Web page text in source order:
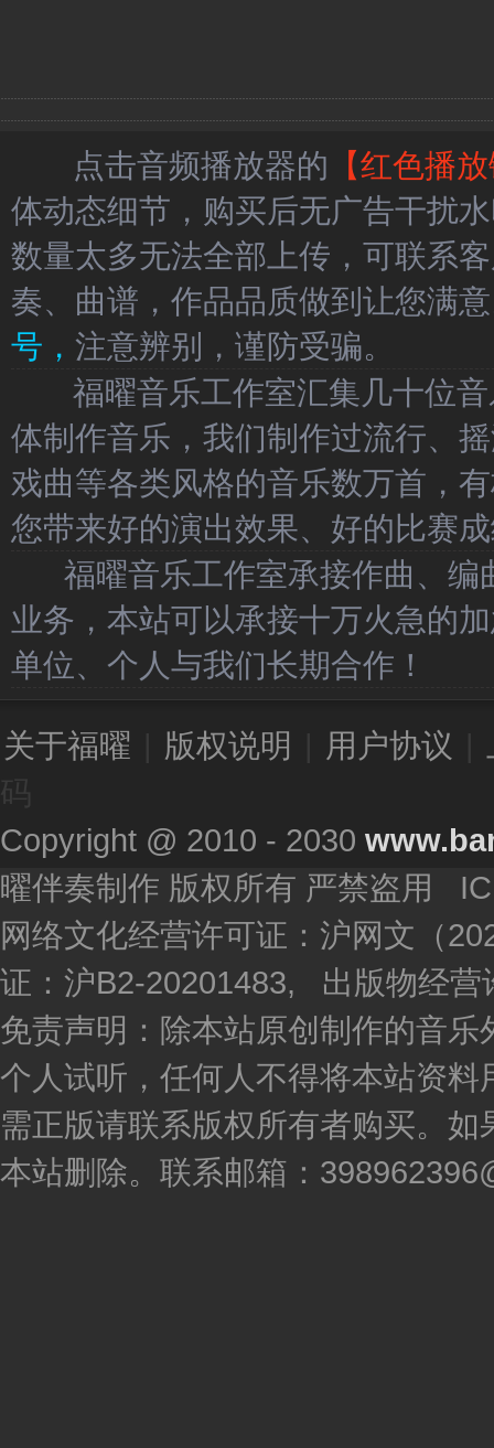
点击音频播放器的 【红色播
体动态细节，购买后无广告干扰
数量太多无法全部上传，可联系
奏、曲谱，作品品质做到让您满
号， 注意辨别，谨防受骗。
福曜音乐工作室汇集几十位音
体制作音乐，我们制作过流行、
戏曲等各类风格的音乐数万首，
您带来好的演出效果、好的比赛
福曜音乐工作室承接作曲、编
业务，本站可以承接十万火急的
单位、个人与我们长期合作！
关于福曜 版权说明 用户协议
Copyright @ 2010 - 2030
曜伴奏制作 版权所有 严禁盗用
网络文化经营许可证：沪网文（
证：沪B2-20201483, 出版物经营
免责声明：除本站原创制作的音
个人试听，任何人不得将本站资
需正版请联系版权所有者购买。
本站删除。联系邮箱：